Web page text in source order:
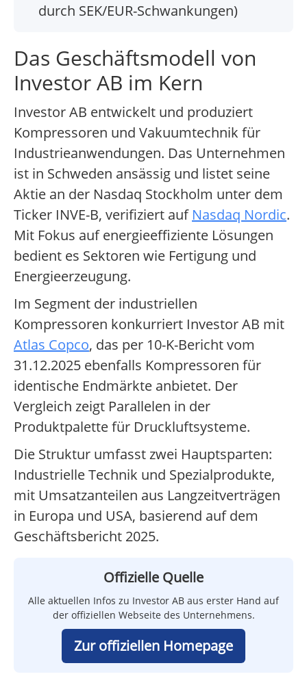
durch SEK/EUR-Schwankungen)
Das Geschäftsmodell von
Investor AB im Kern
Investor AB entwickelt und produziert
Kompressoren und Vakuumtechnik für
Industrieanwendungen. Das Unternehmen
ist in Schweden ansässig und listet seine
Aktie an der Nasdaq Stockholm unter dem
Ticker INVE-B, verifiziert auf Nasdaq Nordic.
Mit Fokus auf energieeffiziente Lösungen
bedient es Sektoren wie Fertigung und
Energieerzeugung.
Im Segment der industriellen
Kompressoren konkurriert Investor AB mit
Atlas Copco, das per 10-K-Bericht vom
31.12.2025 ebenfalls Kompressoren für
identische Endmärkte anbietet. Der
Vergleich zeigt Parallelen in der
Produktpalette für Druckluftsysteme.
Die Struktur umfasst zwei Hauptsparten:
Industrielle Technik und Spezialprodukte,
mit Umsatzanteilen aus Langzeitverträgen
in Europa und USA, basierend auf dem
Geschäftsbericht 2025.
Offizielle Quelle
Alle aktuellen Infos zu Investor AB aus erster Hand auf
der offiziellen Webseite des Unternehmens.
Zur offiziellen Homepage